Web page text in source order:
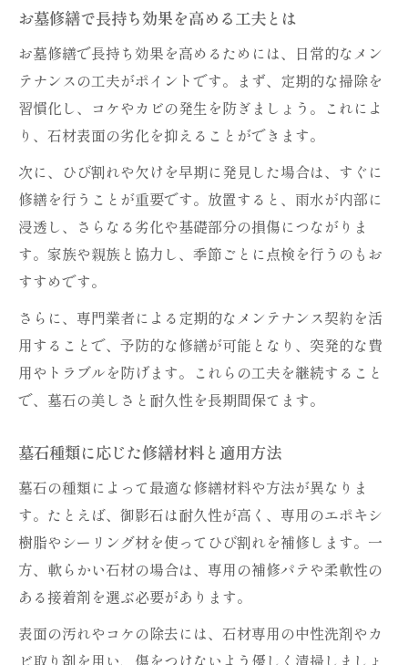
お墓修繕で長持ち効果を高める工夫とは
お墓修繕で長持ち効果を高めるためには、日常的なメン
テナンスの工夫がポイントです。まず、定期的な掃除を
習慣化し、コケやカビの発生を防ぎましょう。これによ
り、石材表面の劣化を抑えることができます。
次に、ひび割れや欠けを早期に発見した場合は、すぐに
修繕を行うことが重要です。放置すると、雨水が内部に
浸透し、さらなる劣化や基礎部分の損傷につながりま
す。家族や親族と協力し、季節ごとに点検を行うのもお
すすめです。
さらに、専門業者による定期的なメンテナンス契約を活
用することで、予防的な修繕が可能となり、突発的な費
用やトラブルを防げます。これらの工夫を継続すること
で、墓石の美しさと耐久性を長期間保てます。
墓石種類に応じた修繕材料と適用方法
墓石の種類によって最適な修繕材料や方法が異なりま
す。たとえば、御影石は耐久性が高く、専用のエポキシ
樹脂やシーリング材を使ってひび割れを補修します。一
方、軟らかい石材の場合は、専用の補修パテや柔軟性の
ある接着剤を選ぶ必要があります。
表面の汚れやコケの除去には、石材専用の中性洗剤やカ
ビ取り剤を用い、傷をつけないよう優しく清掃しましょ